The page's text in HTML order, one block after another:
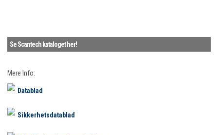
Se Scantech kataloget her!
Mere Info:
Datablad
Sikkerhetsdatablad